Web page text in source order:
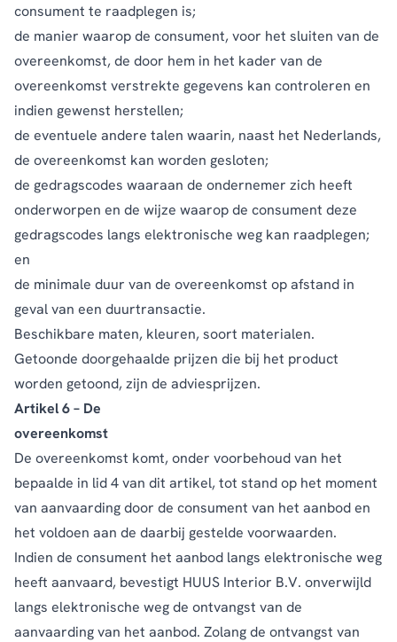
consument te raadplegen is;
de manier waarop de consument, voor het sluiten van de
overeenkomst, de door hem in het kader van de
overeenkomst verstrekte gegevens kan controleren en
indien gewenst herstellen;
de eventuele andere talen waarin, naast het Nederlands,
de overeenkomst kan worden gesloten;
de gedragscodes waaraan de ondernemer zich heeft
onderworpen en de wijze waarop de consument deze
gedragscodes langs elektronische weg kan raadplegen;
en
de minimale duur van de overeenkomst op afstand in
geval van een duurtransactie.
Beschikbare maten, kleuren, soort materialen.
Getoonde doorgehaalde prijzen die bij het product
worden getoond, zijn de adviesprijzen.
Artikel 6 – De
overeenkomst
De overeenkomst komt, onder voorbehoud van het
bepaalde in lid 4 van dit artikel, tot stand op het moment
van aanvaarding door de consument van het aanbod en
het voldoen aan de daarbij gestelde voorwaarden.
Indien de consument het aanbod langs elektronische weg
heeft aanvaard, bevestigt HUUS Interior B.V. onverwijld
langs elektronische weg de ontvangst van de
aanvaarding van het aanbod. Zolang de ontvangst van